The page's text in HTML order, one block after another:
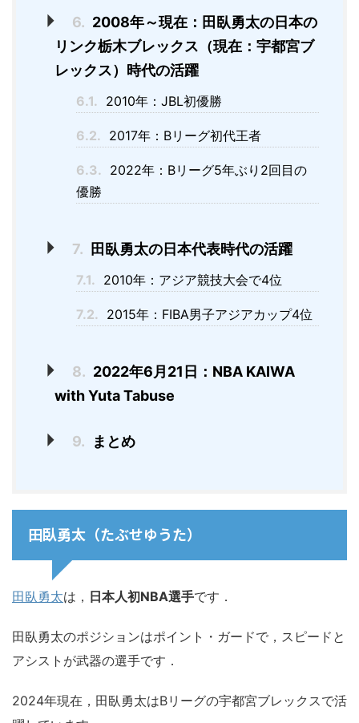
6. 2008年～現在：田臥勇太の日本の
リンク栃木ブレックス（現在：宇都宮ブ
レックス）時代の活躍
6.1. 2010年：JBL初優勝
6.2. 2017年：Bリーグ初代王者
6.3. 2022年：Bリーグ5年ぶり2回目の
優勝
7. 田臥勇太の日本代表時代の活躍
7.1. 2010年：アジア競技大会で4位
7.2. 2015年：FIBA男子アジアカップ4位
8. 2022年6月21日：NBA KAIWA
with Yuta Tabuse
9. まとめ
田臥勇太（たぶせゆうた）
田臥勇太は， 日本人初NBA選手です．
田臥勇太のポジションはポイント・ガードで，スピードと
アシストが武器の選手です．
2024年現在，田臥勇太はBリーグの宇都宮ブレックスで活